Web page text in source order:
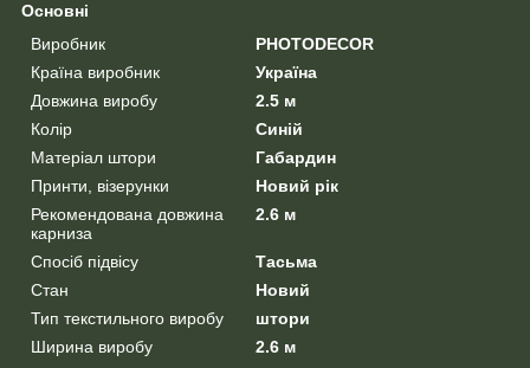
Основні
Виробник
PHOTODECOR
Країна виробник
Україна
Довжина виробу
2.5 м
Колір
Синій
Матеріал штори
Габардин
Принти, візерунки
Новий рік
Рекомендована довжина
карниза
2.6 м
Спосіб підвісу
Тасьма
Стан
Новий
Тип текстильного виробу
штори
Ширина виробу
2.6 м